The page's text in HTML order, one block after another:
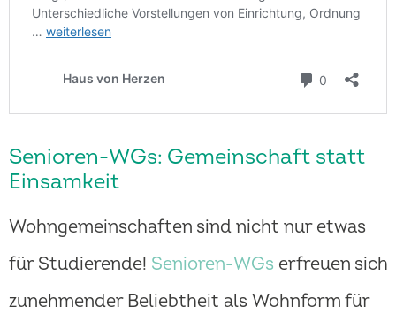
Senioren-WGs: Gemeinschaft statt
Einsamkeit
Wohngemeinschaften sind nicht nur etwas
für Studierende! Senioren-WGs erfreuen sich
zunehmender Beliebtheit als Wohnform für